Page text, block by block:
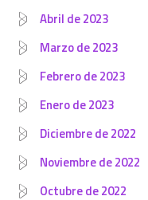
Abril de 2023
Marzo de 2023
Febrero de 2023
Enero de 2023
Diciembre de 2022
Noviembre de 2022
Octubre de 2022